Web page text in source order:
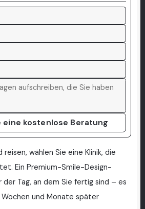
eine kostenlose Beratung
reisen, wählen Sie eine Klinik, die
Ein Premium-Smile-Design-
der Tag, an dem Sie fertig sind – es
und Monate später